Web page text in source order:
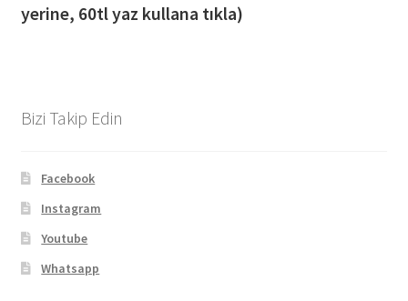
yerine, 60tl yaz kullana tıkla)
Bizi Takip Edin
Facebook
Instagram
Youtube
Whatsapp